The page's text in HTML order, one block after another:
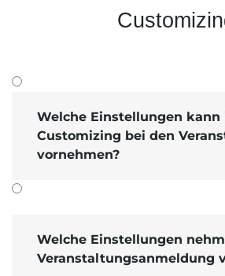
Welche Einstellungen kann
Customizing bei den
vornehmen?
Welche Einstellungen
Veranstaltungsanmeldung